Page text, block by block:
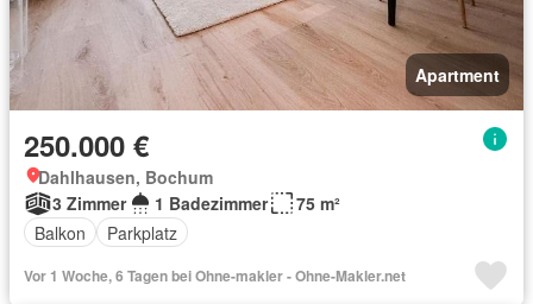
Apartment
250.000 €
Dahlhausen, Bochum
3 Zimmer
1 Badezimmer
75 m²
Balkon
Parkplatz
Vor 1 Woche, 6 Tagen bei Ohne-makler - Ohne-Makler.net